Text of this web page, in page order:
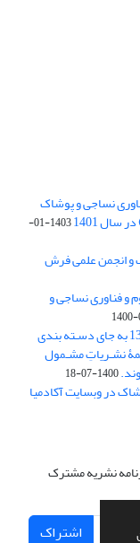
علوم و فناوری نساجی و پوشاک
1403-01-
و انجمن علمی فرش
و فناوری نساجی و
از تاریخ ابلاغ آیین نامه 11/25685 مورخ 1398/02/09 به جای دسـته بندی
نشـریاتِ مشـمول
1400-07-18
در وبسایت آکادمیا
نشریه مشترک
اشتراک